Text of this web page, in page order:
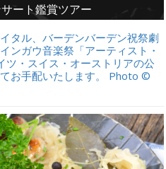
ート鑑賞ツアー
タル、バーデンバーデン祝祭劇
ンガウ音楽祭「アーティスト・
ツ・スイス・オーストリアの公
お手配いたします。 Photo ©